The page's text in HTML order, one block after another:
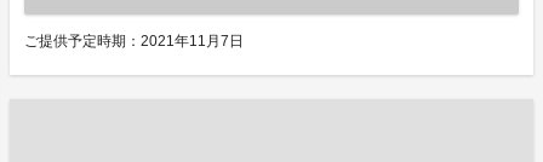
ご提供予定時期：2021年11月7日